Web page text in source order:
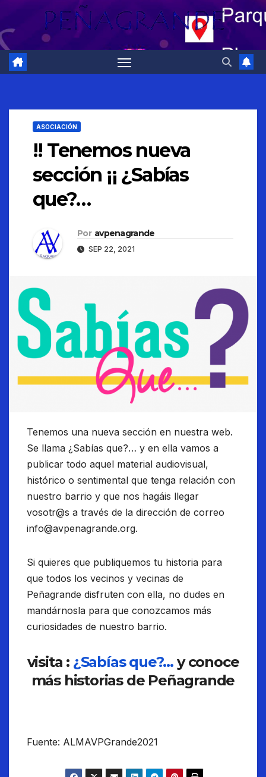
ASOCIACIÓN
!! Tenemos nueva
sección ¡¡ ¿Sabías
que?…
Por avpenagrande
SEP 22, 2021
Tenemos una nueva sección en nuestra web.
Se llama ¿Sabías que?… y en ella vamos a
publicar todo aquel material audiovisual,
histórico o sentimental que tenga relación con
nuestro barrio y que nos hagáis llegar
vosotr@s a través de la dirección de correo
info@avpenagrande.org.
Si quieres que publiquemos tu historia para
que todos los vecinos y vecinas de
Peñagrande disfruten con ella, no dudes en
mandárnosla para que conozcamos más
curiosidades de nuestro barrio.
visita : ¿Sabías que?… y conoce
más historias de Peñagrande
Fuente: ALMAVPGrande2021